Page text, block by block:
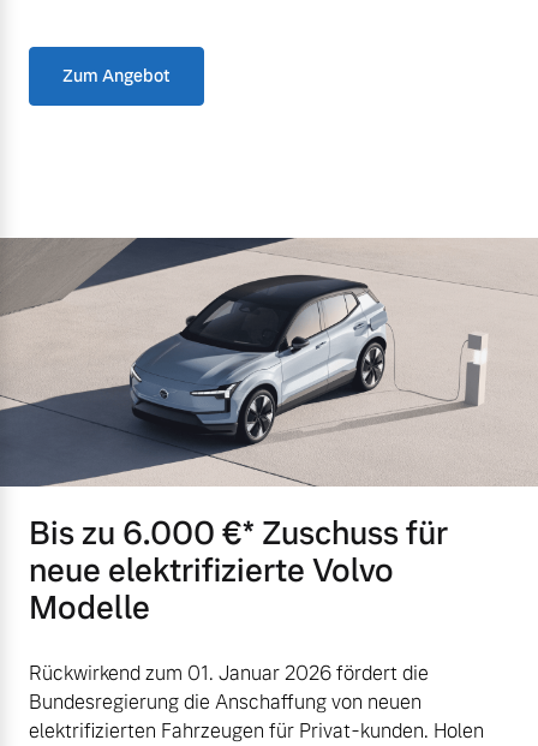
Zum Angebot
Bis zu 6.000 €⁠* Zuschuss für
neue elektrifizierte Volvo
Modelle
Rückwirkend zum 01. Januar 2026 fördert die
Bundesregierung die Anschaffung von neuen
elektrifizierten Fahrzeugen für Privat-kunden. Holen